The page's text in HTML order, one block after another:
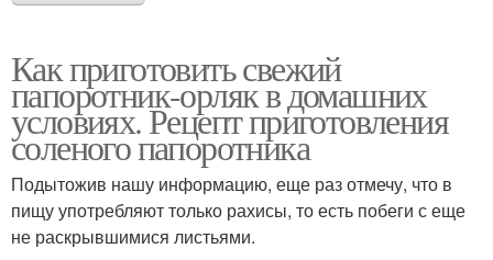
Как приготовить свежий
папоротник-орляк в домашних
условиях. Рецепт приготовления
соленого папоротника
Подытожив нашу информацию, еще раз отмечу, что в
пищу употребляют только рахисы, то есть побеги с еще
не раскрывшимися листьями.